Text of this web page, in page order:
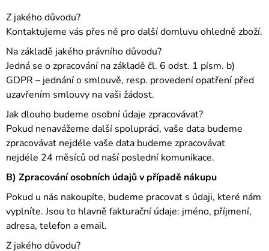
Z jakého důvodu?
Kontaktujeme vás přes ně pro další domluvu ohledně zboží.
Na základě jakého právního důvodu?
Jedná se o zpracování na základě čl. 6 odst. 1 písm. b)
GDPR – jednání o smlouvě, resp. provedení opatření před
uzavřením smlouvy na vaši žádost.
Jak dlouho budeme osobní údaje zpracovávat?
Pokud nenavážeme další spolupráci, vaše data budeme
zpracovávat nejdéle vaše data budeme zpracovávat
nejdéle 24 měsíců od naší poslední komunikace.
B) Zpracování osobních údajů v případě nákupu
Pokud u nás nakoupíte, budeme pracovat s údaji, které nám
vyplníte. Jsou to hlavně fakturační údaje: jméno, příjmení,
adresa, telefon a email.
Z jakého důvodu?